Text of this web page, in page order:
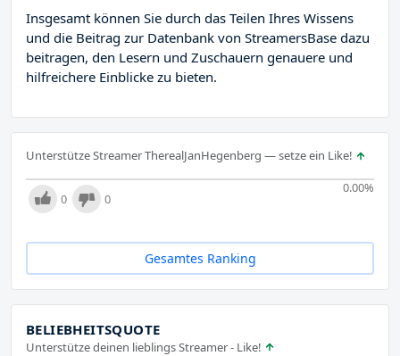
Insgesamt können Sie durch das Teilen Ihres Wissens
und die Beitrag zur Datenbank von StreamersBase dazu
beitragen, den Lesern und Zuschauern genauere und
hilfreichere Einblicke zu bieten.
Unterstütze Streamer TherealJanHegenberg — setze ein Like!
0.00%
0 0
Gesamtes Ranking
BELIEBHEITSQUOTE
Unterstütze deinen lieblings Streamer - Like!